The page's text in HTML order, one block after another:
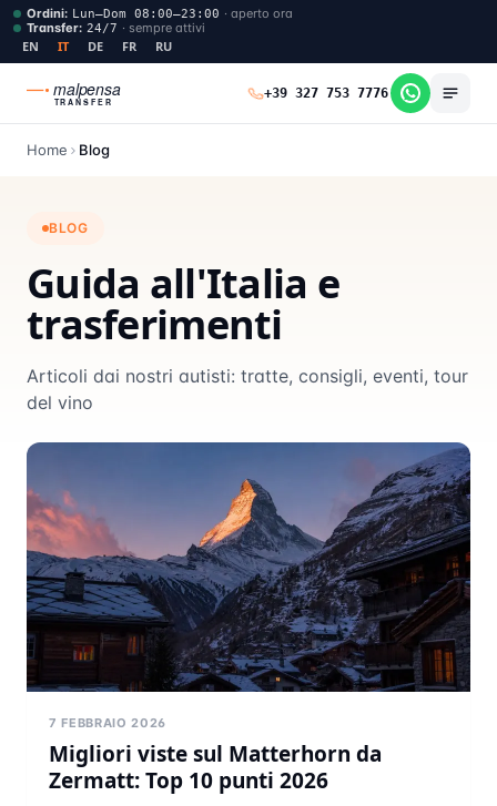
Ordini: Lun–Dom 08:00–23:00 · aperto ora
Transfer: 24/7 · sempre attivi
EN IT DE FR RU
malpensa
TRANSFER
+39 327 753 7776
Home Blog
BLOG
Guida all'Italia e
trasferimenti
Articoli dai nostri autisti: tratte, consigli, eventi, tour
del vino
7 FEBBRAIO 2026
Migliori viste sul Matterhorn da
Zermatt: Top 10 punti 2026